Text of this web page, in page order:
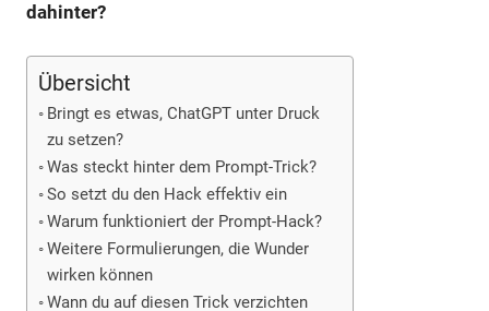
dahinter?
Übersicht
Bringt es etwas, ChatGPT unter Druck
zu setzen?
Was steckt hinter dem Prompt-Trick?
So setzt du den Hack effektiv ein
Warum funktioniert der Prompt-Hack?
Weitere Formulierungen, die Wunder
wirken können
Wann du auf diesen Trick verzichten